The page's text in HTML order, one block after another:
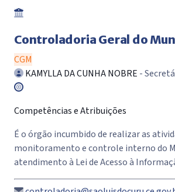
Controladoria Geral do
CGM
KAMYLLA DA CUNHA NOBRE -
Competências e Atribuições
É o órgão incumbido de realizar as
monitoramento e controle interno do
atendimento à Lei de Acesso à